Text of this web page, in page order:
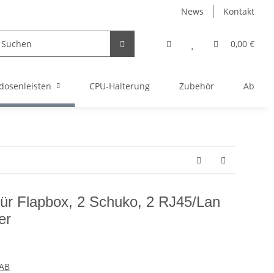
News Kontakt
0,00 €
CPU-Halterung Zubehör
Flapbox, 2 Schuko, 2 RJ45/Lan